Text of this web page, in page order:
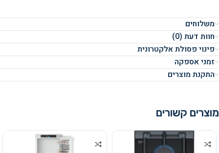
משלוחים
חוות דעת (0)
פינוי פסולת אלקטרונית
זמני אספקה
התקנת מוצרים
מוצרים קשורים